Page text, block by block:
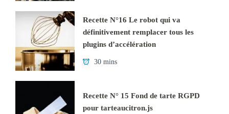
Recette N°16 Le robot qui va
définitivement remplacer tous les
plugins d’accélération
30 mins
Recette N° 15 Fond de tarte RGPD
pour tarteaucitron.js